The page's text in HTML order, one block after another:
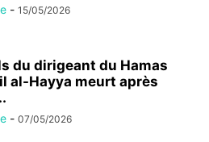
- 15/05/2026
du dirigeant du Hamas
al-Hayya meurt après
- 07/05/2026